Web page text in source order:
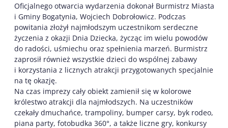
Oficjalnego otwarcia wydarzenia dokonał Burmistrz Miasta
i Gminy Bogatynia, Wojciech Dobrołowicz. Podczas
powitania złożył najmłodszym uczestnikom serdeczne
życzenia z okazji Dnia Dziecka, życząc im wielu powodów
do radości, uśmiechu oraz spełnienia marzeń. Burmistrz
zaprosił również wszystkie dzieci do wspólnej zabawy
i korzystania z licznych atrakcji przygotowanych specjalnie
na tę okazję.
Na czas imprezy cały obiekt zamienił się w kolorowe
królestwo atrakcji dla najmłodszych. Na uczestników
czekały dmuchańce, trampoliny, bumper carsy, byk rodeo,
piana party, fotobudka 360°, a także liczne gry, konkursy